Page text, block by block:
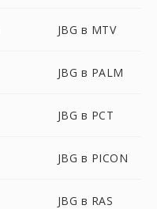
JBG в MTV
JBG в PALM
JBG в PCT
JBG в PICON
JBG в RAS